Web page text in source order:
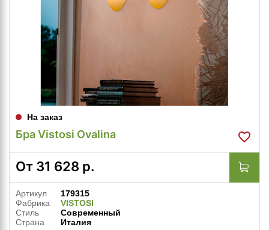
На заказ
Бра Vistosi Ovalina
От 31 628 р.
Артикул
179315
Фабрика
VISTOSI
Стиль
Современный
Страна
Италия